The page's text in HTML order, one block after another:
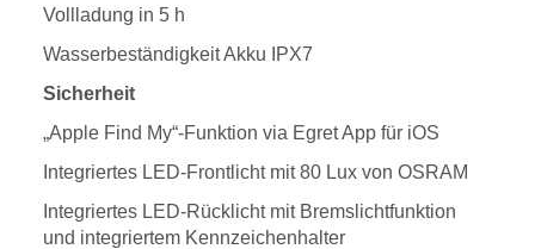
Vollladung in 5 h
Wasserbeständigkeit Akku IPX7
Sicherheit
„Apple Find My“-Funktion via Egret App für iOS
Integriertes LED-Frontlicht mit 80 Lux von OSRAM
Integriertes LED-Rücklicht mit Bremslichtfunktion
und integriertem Kennzeichenhalter